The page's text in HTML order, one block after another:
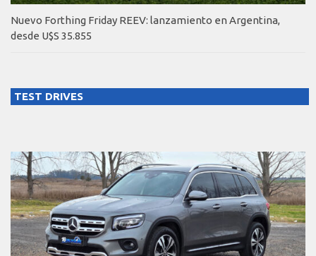
Nuevo Forthing Friday REEV: lanzamiento en Argentina,
desde U$S 35.855
TEST DRIVES